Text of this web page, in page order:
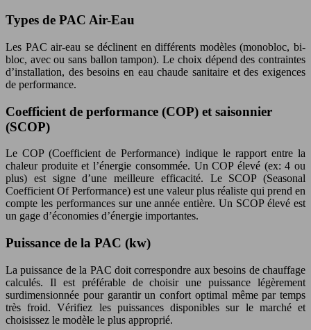
Types de PAC Air-Eau
Les PAC air-eau se déclinent en différents modèles (monobloc, bi-
bloc, avec ou sans ballon tampon). Le choix dépend des contraintes
d’installation, des besoins en eau chaude sanitaire et des exigences
de performance.
Coefficient de performance (COP) et saisonnier
(SCOP)
Le COP (Coefficient de Performance) indique le rapport entre la
chaleur produite et l’énergie consommée. Un COP élevé (ex: 4 ou
plus) est signe d’une meilleure efficacité. Le SCOP (Seasonal
Coefficient Of Performance) est une valeur plus réaliste qui prend en
compte les performances sur une année entière. Un SCOP élevé est
un gage d’économies d’énergie importantes.
Puissance de la PAC (kw)
La puissance de la PAC doit correspondre aux besoins de chauffage
calculés. Il est préférable de choisir une puissance légèrement
surdimensionnée pour garantir un confort optimal même par temps
très froid. Vérifiez les puissances disponibles sur le marché et
choisissez le modèle le plus approprié.